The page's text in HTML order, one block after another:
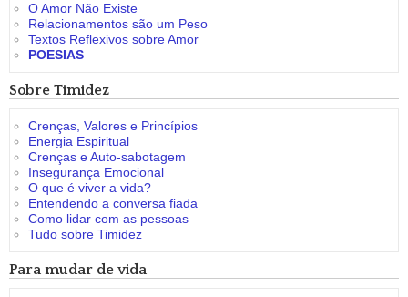
O Amor Não Existe
Relacionamentos são um Peso
Textos Reflexivos sobre Amor
POESIAS
Sobre Timidez
Crenças, Valores e Princípios
Energia Espiritual
Crenças e Auto-sabotagem
Insegurança Emocional
O que é viver a vida?
Entendendo a conversa fiada
Como lidar com as pessoas
Tudo sobre Timidez
Para mudar de vida